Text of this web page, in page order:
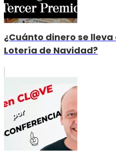
¿Cuánto dinero se
Lotería de Navidad?